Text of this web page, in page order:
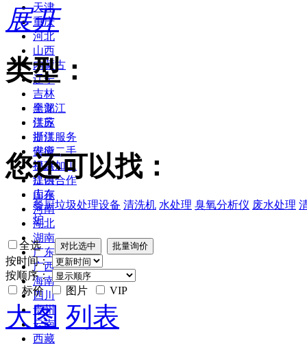
天津
重庆
河北
山西
内蒙古
辽宁
吉林
黑龙江
江苏
浙江
安徽
福建
江西
山东
河南
湖北
湖南
广东
广西
海南
四川
贵州
云南
西藏
展开
类型：
全部
供应
提供服务
供应二手
提供加工
提供合作
库存
您还可以找：
餐厨垃圾处理设备 清洗机 水处理 臭氧分析仪 废水处理
炉
全选
按时间：
按顺序：
标价
图片 VIP
大图 列表